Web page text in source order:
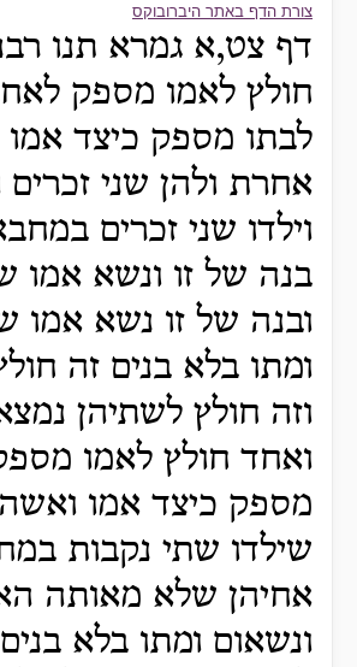
צורת הדף באתר היברובוקס
דף צט,א גמרא תנו
חולץ לאמו מספק
לבתו מספק כיצד
אחרת ולהן שני זכרים
וילדו שני זכרים
בנה של זו ונשא אמו
ובנה של זו נשא אמו
ומתו בלא בנים זה
וזה חולץ לשתיהן
ואחד חולץ לאמו
מספק כיצד אמו
שילדו שתי נקבות
אחיהן שלא מאותה
ונשאום ומתו בלא